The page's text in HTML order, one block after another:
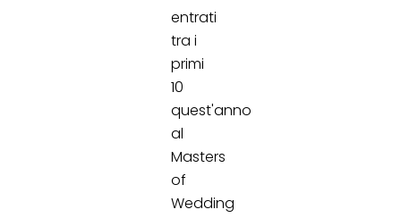
entrati
tra i
primi
10
quest'anno
al
Masters
of
Wedding